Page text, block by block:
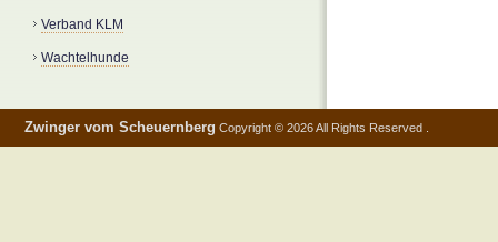
Verband KLM
Wachtelhunde
Zwinger vom Scheuernberg Copyright © 2026 All Rights Reserved .